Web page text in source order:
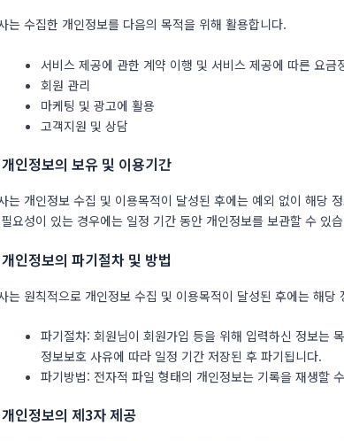
는 수집한 개인정보를 다음의 목적을 위해 활용합니다.
서비스 제공에 관한 계약 이행 및 서비스 제공에 따른 요금
회원 관리
마케팅 및 광고에 활용
고객지원 및 상담
인정보의 보유 및 이용기간
는 개인정보 수집 및 이용목적이 달성된 후에는 예외 없이 해당
요성이 있는 경우에는 일정 기간 동안 개인정보를 보관할 수 있
인정보의 파기절차 및 방법
는 원칙적으로 개인정보 수집 및 이용목적이 달성된 후에는 해
파기절차: 회원님이 회원가입 등을 위해 입력하신 정보는
정보보호 사유에 따라 일정 기간 저장된 후 파기됩니다.
파기방법: 전자적 파일 형태의 개인정보는 기록을 재생할
인정보의 제3자 제공